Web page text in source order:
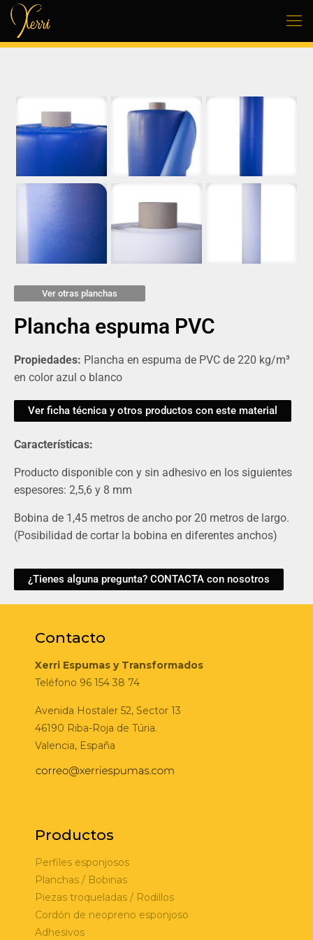
Ver otras planchas
Plancha espuma PVC
Propiedades: Plancha en espuma de PVC de 220 kg/m³
en color azul o blanco
Ver ficha técnica y otros productos con este material
Características:
Producto disponible con y sin adhesivo en los siguientes
espesores: 2,5,6 y 8 mm
Bobina de 1,45 metros de ancho por 20 metros de largo.
(Posibilidad de cortar la bobina en diferentes anchos)
¿Tienes alguna pregunta? CONTACTA con nosotros
Contacto
Xerri Espumas y Transformados
Teléfono 96 154 38 74
Avenida Hostaler 52, Sector 13
46190 Riba-Roja de Túria.
Valencia, España
Productos
Perfiles esponjosos
Planchas / Bobinas
Piezas troqueladas / Rodillos
Cordón de neopreno esponjoso
Adhesivos